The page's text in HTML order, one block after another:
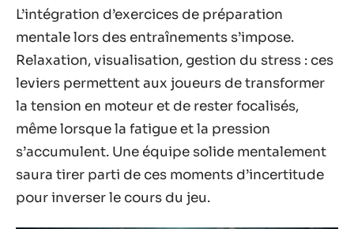
L’intégration d’exercices de préparation
mentale lors des entraînements s’impose.
Relaxation, visualisation, gestion du stress : ces
leviers permettent aux joueurs de transformer
la tension en moteur et de rester focalisés,
même lorsque la fatigue et la pression
s’accumulent. Une équipe solide mentalement
saura tirer parti de ces moments d’incertitude
pour inverser le cours du jeu.